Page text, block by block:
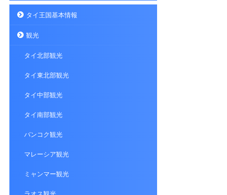
タイ王国基本情報
観光
タイ北部観光
タイ東北部観光
タイ中部観光
タイ南部観光
バンコク観光
マレーシア観光
ミャンマー観光